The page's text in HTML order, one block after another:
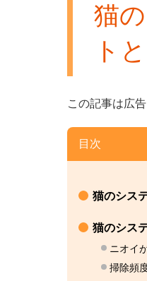
猫
ト
この記事は広告
目次
猫のシス
猫のシス
ニオイ
掃除頻